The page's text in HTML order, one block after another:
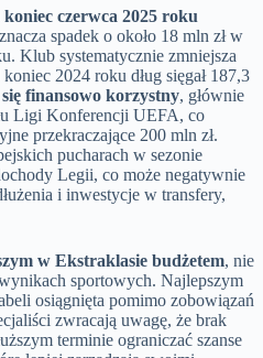
czerwca 2025 roku
spadek o około 18 mln zł w
Klub systematycznie zmniejsza
2024 roku dług sięgał 187,3
się finansowo korzystny, głównie
Ligi Konferencji UEFA, co
przekraczające 200 mln zł.
pucharach w sezonie
Legii, co może negatywnie
i inwestycje w transfery,
w Ekstraklasie budżetem, nie
sportowych. Najlepszym
osiągnięta pomimo zobowiązań
zwracają uwagę, że brak
terminie ograniczać szanse